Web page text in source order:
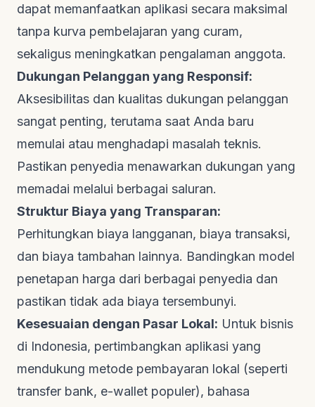
dapat memanfaatkan aplikasi secara maksimal
tanpa kurva pembelajaran yang curam,
sekaligus meningkatkan pengalaman anggota.
Dukungan Pelanggan yang Responsif:
Aksesibilitas dan kualitas dukungan pelanggan
sangat penting, terutama saat Anda baru
memulai atau menghadapi masalah teknis.
Pastikan penyedia menawarkan dukungan yang
memadai melalui berbagai saluran.
Struktur Biaya yang Transparan:
Perhitungkan biaya langganan, biaya transaksi,
dan biaya tambahan lainnya. Bandingkan model
penetapan harga dari berbagai penyedia dan
pastikan tidak ada biaya tersembunyi.
Kesesuaian dengan Pasar Lokal: Untuk bisnis
di Indonesia, pertimbangkan aplikasi yang
mendukung metode pembayaran lokal (seperti
transfer bank, e-wallet populer), bahasa